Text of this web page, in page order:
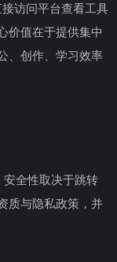
访问平台查看工具
价值在于提供集中
、创作、学习效率
全性取决于跳转
质与隐私政策，并